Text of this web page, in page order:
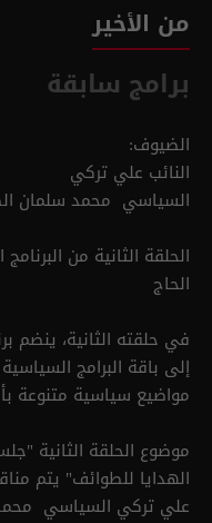
من الأخير
برامج سابقة
الضيوف:
النائب علي تركي
السياسي محمد سلمان
الحلقة الثانية من
الحاج
في حلقته الثانية، ينضم
إلى باقة البرامج
مواضيع سياسية متنوعة
موضوع الحلقة الثانية
الهدايا للطوائف" يتم
علي تركي السياسي